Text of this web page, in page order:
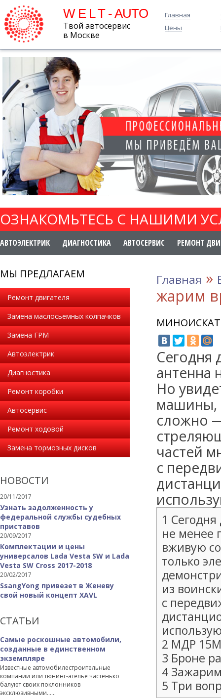
W E L T - AUTO
Твой автосервис
в Москве
Главная
Цены
ОЗНАКОМЬТЕСЬ С НАШИМИ
АВТОЭЛЕКТРИК ДИАГНОСТИКА АВТОСЕРВИС РЕМОНТ
МЫ ПРЕДЛАГАЕМ
Ремонт двигателя
Замена маслосьемных колпачков
Замена ГРМ
Автоэлектрик
Диагностика
Ремонт коробки
Автосервис
Ремонт ходовой
Замена тормозных дисков
НОВОСТИ
20/11/2017
Узнать задолженность у
федеральной службы судебных
приставов
20/09/2017
Комплектации и цены
универсалов Lada Vesta SW и Lada
Vesta SW Cross 2017-2018
20/02/2017
SsangYong привезет в Женеву
свой новый концепт XAVL
СТАТЬИ
Самые роскошные автомобили,
созданные в единственном
экземпляре
Известные автомобилестроительные
компании или тюнинг-ателье частенько
балуют своих поклонников
эксклюзивными…...
Главная »
жарим
Сегодня
антенна
Но
машины,
сложно
частей
с
1
не менее
вживую
только
из
с
2 МДР
3 Броне
4
5 Три